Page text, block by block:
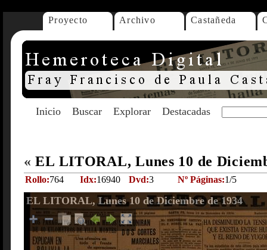
Proyecto Archivo Castañeda
Inicio Buscar Explorar Destacadas
« EL LITORAL, Lunes 10 de
Rollo:764 Idx:16940 Dvd:3 Nº Páginas:1/5
EL LITORAL, Lunes 10 de Diciembre de 1934